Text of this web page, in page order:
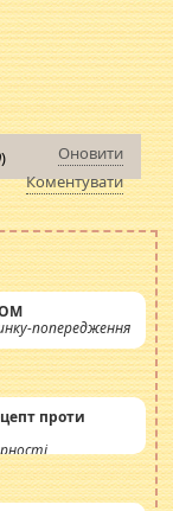
)
Оновити
Коментувати
попередження
проти